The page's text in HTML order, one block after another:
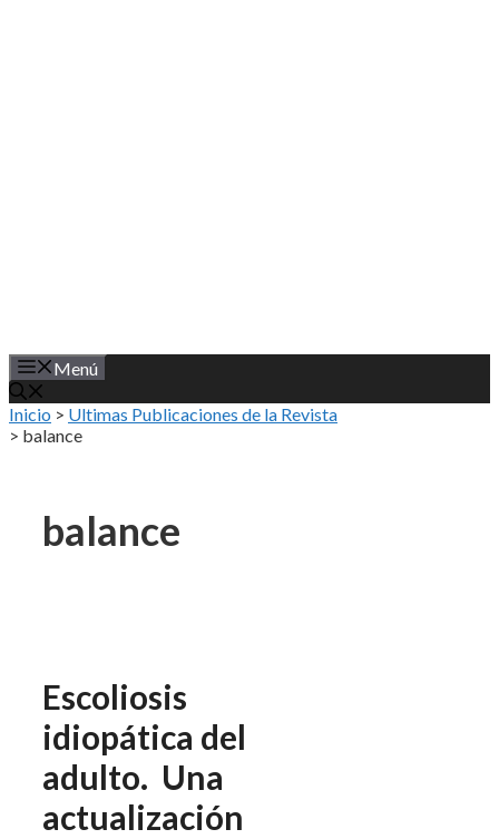
Menú
Inicio > Ultimas Publicaciones de la Revista
> balance
balance
Escoliosis
idiopática del
adulto. Una
actualización